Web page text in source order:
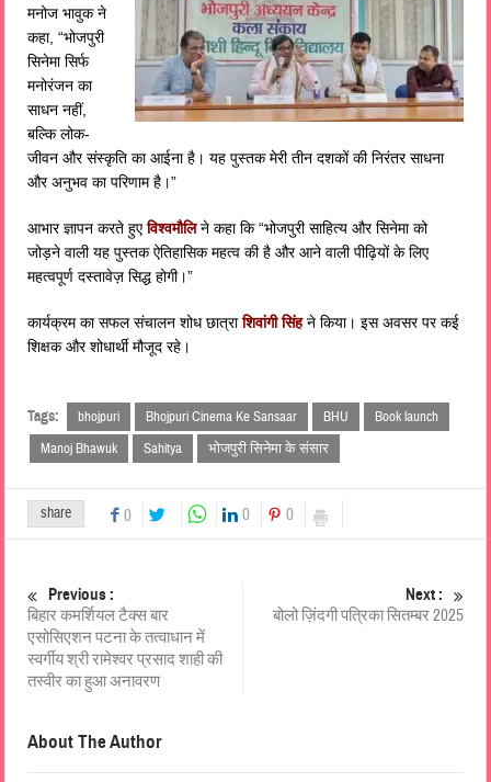
मनोज भावुक ने
कहा, “भोजपुरी
सिनेमा सिर्फ
मनोरंजन का
साधन नहीं,
बल्कि लोक-
जीवन और संस्कृति का आईना है। यह पुस्तक मेरी तीन दशकों की निरंतर साधना
और अनुभव का परिणाम है।”
आभार ज्ञापन करते हुएविश्वमौलिने कहा कि “भोजपुरी साहित्य और सिनेमा को
जोड़ने वाली यह पुस्तक ऐतिहासिक महत्व की है और आने वाली पीढ़ियों के लिए
महत्वपूर्ण दस्तावेज़ सिद्ध होगी।”
कार्यक्रम का सफल संचालन शोध छात्राशिवांगी सिंहने किया। इस अवसर पर कई
शिक्षक और शोधार्थी मौजूद रहे।
Tags: bhojpuri Bhojpuri Cinema Ke Sansaar BHU
Book launch
Manoj Bhawuk
Sahitya भोजपुरी सिनेमा के संसार
share 0 0 0
Previous :
बिहार कमर्शियल टैक्स बार
एसोसिएशन पटना के तत्वाधान में
स्वर्गीय श्री रामेश्वर प्रसाद शाही की
तस्वीर का हुआ अनावरण
Next :
बोलो ज़िंदगी पत्रिका सितम्बर 2025
About The Author